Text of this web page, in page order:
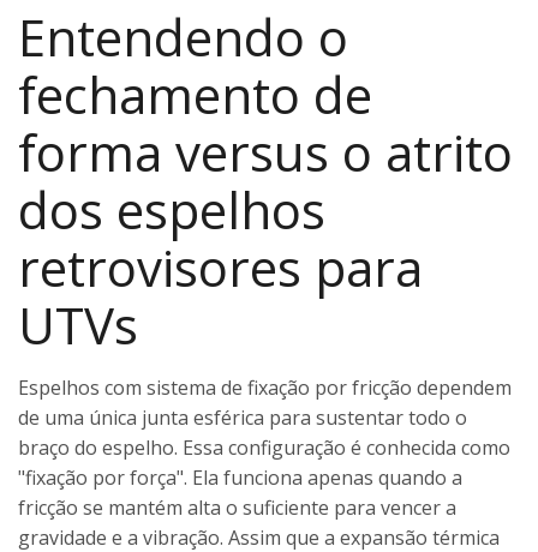
Entendendo o
fechamento de
forma versus o atrito
dos espelhos
retrovisores para
UTVs
Espelhos com sistema de fixação por fricção dependem
de uma única junta esférica para sustentar todo o
braço do espelho. Essa configuração é conhecida como
"fixação por força". Ela funciona apenas quando a
fricção se mantém alta o suficiente para vencer a
gravidade e a vibração. Assim que a expansão térmica